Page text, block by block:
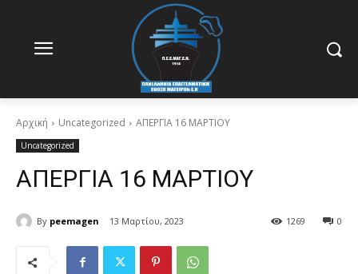
Αρχική Uncategorized ΑΠΕΡΓΙΑ 16 ΜΑΡΤΙΟΥ
Uncategorized
ΑΠΕΡΓΙΑ 16 ΜΑΡΤΙΟΥ
By peemagen 13 Μαρτίου, 2023 0
1269